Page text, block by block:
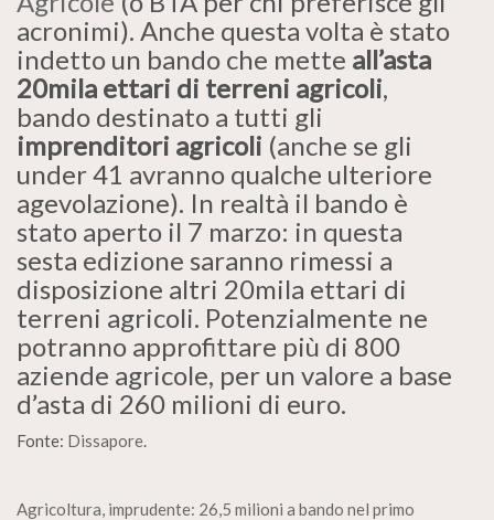
acronimi). Anche questa volta è stato
indetto un bando che mette all’asta
20mila ettari di terreni agricoli,
bando destinato a tutti gli
imprenditori agricoli (anche se gli
under 41 avranno qualche ulteriore
agevolazione). In realtà il bando è
stato aperto il 7 marzo: in questa
sesta edizione saranno rimessi a
disposizione altri 20mila ettari di
terreni agricoli. Potenzialmente ne
potranno approfittare più di 800
aziende agricole, per un valore a base
d’asta di 260 milioni di euro.
Fonte: Dissapore.
Agricoltura, imprudente: 26,5 milioni a bando nel primo